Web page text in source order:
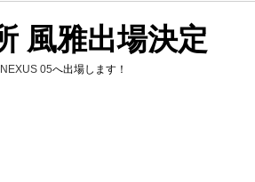
風雅出場決定
05へ出場します！